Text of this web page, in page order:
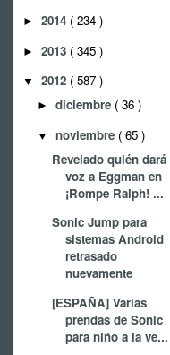
► 2014 ( 234 )
► 2013 ( 345 )
▼ 2012 ( 587 )
► diciembre ( 36 )
▼ noviembre ( 65 )
Revelado quién dará
voz a Eggman en
¡Rompe Ralph! ...
Sonic Jump para
sistemas Android
retrasado
nuevamente
[ESPAÑA] Varias
prendas de Sonic
para niño a la ve...